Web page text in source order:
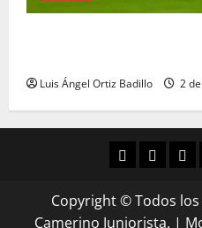
Luis Ángel Ortiz Badillo 2
Copyright © Todos
Camerino Juniorista. |